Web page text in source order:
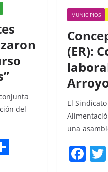
del
MUNICIPIOS
(ER):
El
una
F